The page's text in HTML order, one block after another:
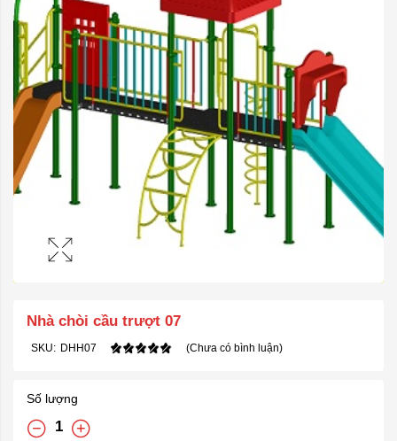
Nhà chòi cầu trượt 07
SKU: DHH07 (Chưa có bình luận)
Số lượng